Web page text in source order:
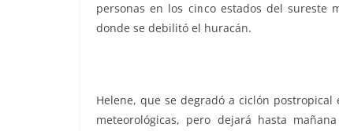
personas en los cinco estados del sureste
donde se debilitó el huracán.
Helene, que se degradó a ciclón
meteorológicas, pero dejará hasta